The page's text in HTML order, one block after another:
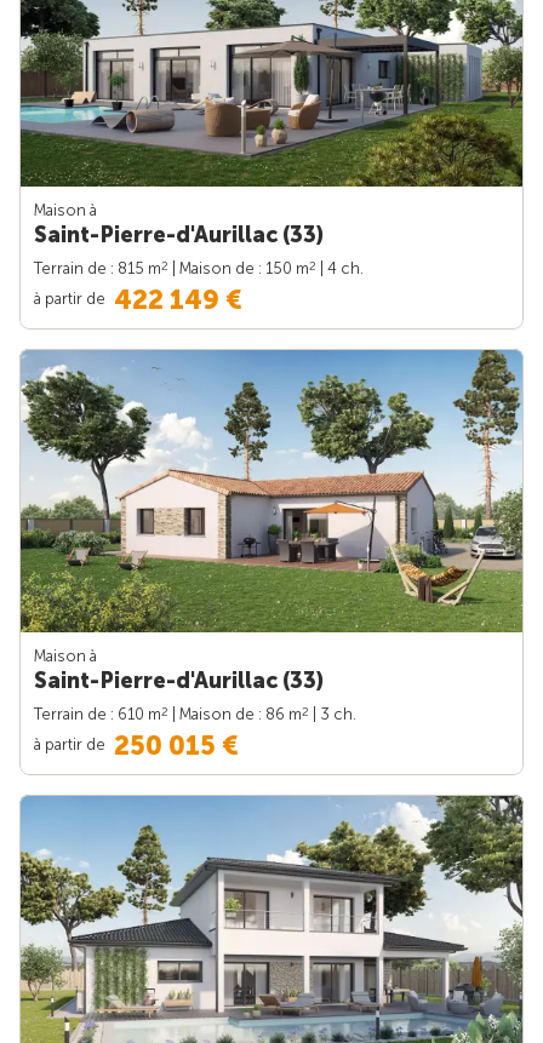
Maison à
Saint-Pierre-d'Aurillac (33)
Terrain de : 815 m2 | Maison de : 150 m2
| 4 ch.
à partir de 422 149 €
Maison à
Saint-Pierre-d'Aurillac (33)
Terrain de : 610 m2 | Maison de : 86 m2
| 3 ch.
à partir de 250 015 €